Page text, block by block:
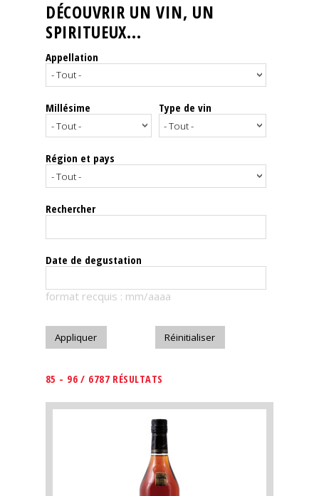
Nos
Spiritueux
Notes
dégustation
Le
magazine
Télécharger
DÉCOUVRIR UN VIN, UN
SPIRITUEUX...
Appellation
Millésime Type de vin
Région et pays
Rechercher
Date de degustation
format recquis : mm/aaaa
85 - 96 / 6787 RÉSULTATS